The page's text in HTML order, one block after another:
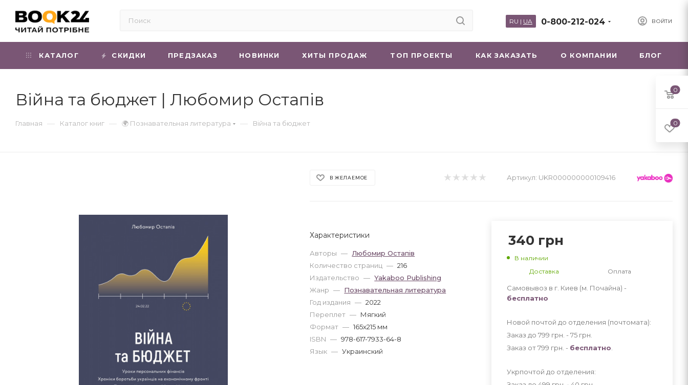
ВОЙТИ
0-800-212-024
RU | UA
КАТАЛОГ СКИДКИ ПРЕДЗАКАЗ НОВИНКИ ХИТЫ ПРОДАЖ ТОП ПРОЕКТЫ КАК ЗАКАЗАТЬ О КОМПАНИИ БЛОГ
Війна та бюджет | Любомир Остапів
Главная — Каталог книг — 🌍 Познавательная литература — Війна та бюджет
В ЖЕЛАЕМОЕ Артикул: UKR000000000109416
Характеристики
Авторы — Любомир Остапів
Количество страниц — 216
Издательство — Yakaboo Publishing
Жанр — Познавательная литература
Год издания — 2022
Переплет — Мягкий
Формат — 165x215 мм
ISBN — 978-617-7933-64-8
Язык — Украинский
340 грн
В наличии
Доставка
Оплата
Самовывоз в г. Киев (м. Почайна) -
бесплатно
Новой почтой до отделения (почтомата):
Заказ до 799 грн. - 75 грн
Заказ от 799 грн. - бесплатно
Укрпочтой до отделения:
0
0